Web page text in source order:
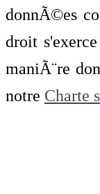
donnÃ©es
droit
maniÃ¨re
notre Charte